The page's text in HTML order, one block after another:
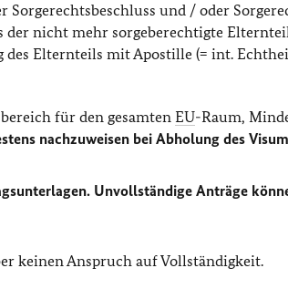
Sorgerechtsbeschluss und / oder
der nicht mehr sorgeberechtigte
Elternteils mit Apostille (= int.
für den gesamten EU-Raum,
nachzuweisen bei Abholung des
Unvollständige Anträge
keinen Anspruch auf Vollständigkeit.